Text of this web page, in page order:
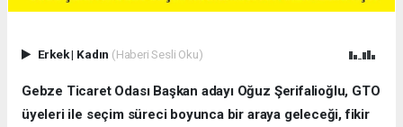
Erkek| Kadın (Haberi Sesli Oku)
Gebze Ticaret Odası Başkan adayı Oğuz Şerifalioğlu, GTO
üyeleri ile seçim süreci boyunca bir araya geleceği, fikir